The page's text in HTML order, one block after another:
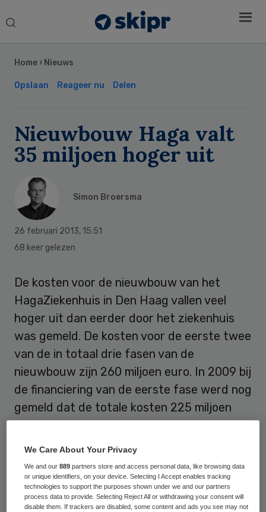
Search
Home › Nieuws
Opslaan Reageer nu Delen
Nieuwbouw Haga valt
35 miljoen hoger uit
Simon Broersma
26 februari 2013, 15:51
68 keer gelezen
De kosten voor de nieuwbouw van het
HagaZiekenhuis in Den Haag vallen veel
hoger uit dan eerder door het ziekenhuis
was gemeld. De kosten voor de eerste twee
van de in totaal drie fasen van de
nieuwbouw zijn 260 miljoen euro. In 2009 bij
de financiering van de eerste fase werd nog
gemeld dat de totale kosten 225 miljoen
euro zouden bedragen.
Dit betekent dat de nieuwbouw na twee
fasen al 35 miljoen euro duurder uitvalt dan
in eerste instantie was gepland.
Sidebar
We Care About Your Privacy
We and our889 partners store and access personal data, like browsing data
or unique identifiers, on your device. Selecting I Accept enables tracking
technologies to support the purposes shown under we and our partners
process data to provide. Selecting Reject All or withdrawing your consent will
disable them. If trackers are disabled, some content and ads you see may not